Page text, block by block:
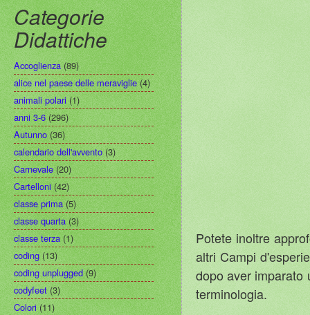
Potete inoltre
altri Campi
dopo aver imparato
terminologia.
Categorie
Didattiche
Accoglienza (89)
alice nel paese delle meraviglie (4)
animali polari (1)
anni 3-6 (296)
Autunno (36)
calendario dell'avvento (3)
Carnevale (20)
Cartelloni (42)
classe prima (5)
classe quarta (3)
classe terza (1)
coding (13)
coding unplugged (9)
codyfeet (3)
Colori (11)